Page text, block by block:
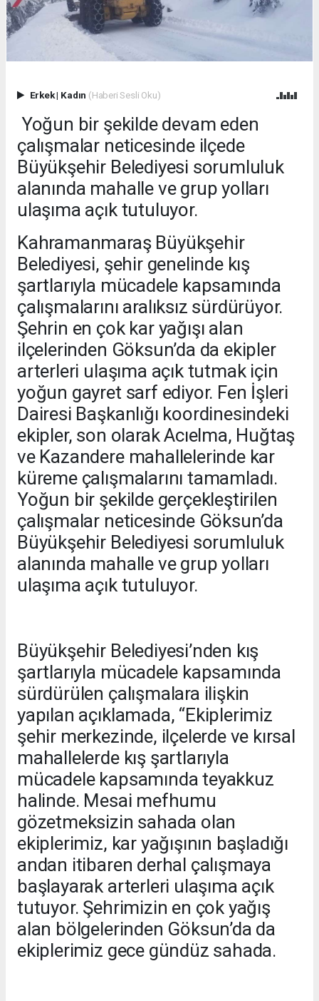
Erkek| Kadın (Haberi Sesli Oku)
Yoğun bir şekilde devam eden
çalışmalar neticesinde ilçede
Büyükşehir Belediyesi sorumluluk
alanında mahalle ve grup yolları
ulaşıma açık tutuluyor.
Kahramanmaraş Büyükşehir
Belediyesi, şehir genelinde kış
şartlarıyla mücadele kapsamında
çalışmalarını aralıksız sürdürüyor.
Şehrin en çok kar yağışı alan
ilçelerinden Göksun’da da ekipler
arterleri ulaşıma açık tutmak için
yoğun gayret sarf ediyor. Fen İşleri
Dairesi Başkanlığı koordinesindeki
ekipler, son olarak Acıelma, Huğtaş
ve Kazandere mahallelerinde kar
küreme çalışmalarını tamamladı.
Yoğun bir şekilde gerçekleştirilen
çalışmalar neticesinde Göksun’da
Büyükşehir Belediyesi sorumluluk
alanında mahalle ve grup yolları
ulaşıma açık tutuluyor.
Büyükşehir Belediyesi’nden kış
şartlarıyla mücadele kapsamında
sürdürülen çalışmalara ilişkin
yapılan açıklamada, “Ekiplerimiz
şehir merkezinde, ilçelerde ve kırsal
mahallelerde kış şartlarıyla
mücadele kapsamında teyakkuz
halinde. Mesai mefhumu
gözetmeksizin sahada olan
ekiplerimiz, kar yağışının başladığı
andan itibaren derhal çalışmaya
başlayarak arterleri ulaşıma açık
tutuyor. Şehrimizin en çok yağış
alan bölgelerinden Göksun’da da
ekiplerimiz gece gündüz sahada.